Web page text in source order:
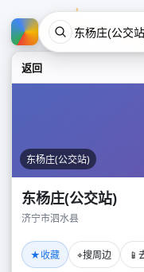
返回
东杨庄(公交站)
东杨庄(公交站)
济宁市泗水县
★收藏 ⌖搜周边 📱